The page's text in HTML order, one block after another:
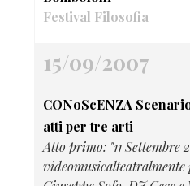
Festival Filosofia
15/09/2007
CONoScENZA
atti per tre arti
Atto primo: "11 Settembre